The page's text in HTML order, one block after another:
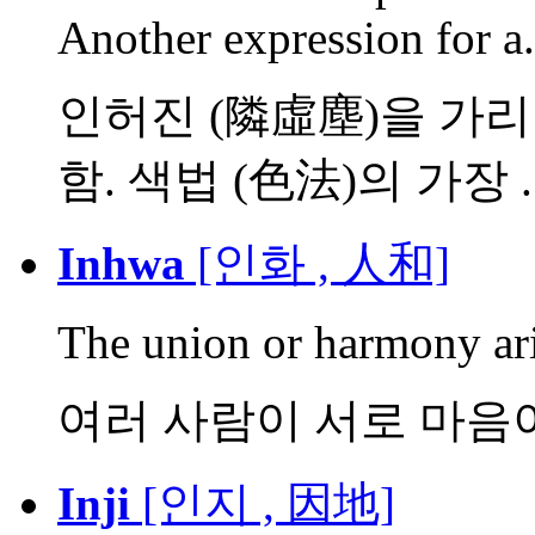
Another expression for
인허진 (隣虛塵)을 가
함. 색법 (色法)의 가장
Inhwa [인화 , 人和]
The union or harmony
여러 사람이 서로 마음
Inji [인지 , 因地]